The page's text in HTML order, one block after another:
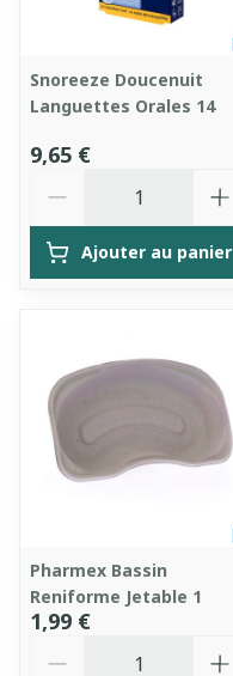
Snoreeze Doucenuit
Languettes Orales 14
9,65 €
Ajouter au panier
Pharmex Bassin
Reniforme Jetable 1
1,99 €